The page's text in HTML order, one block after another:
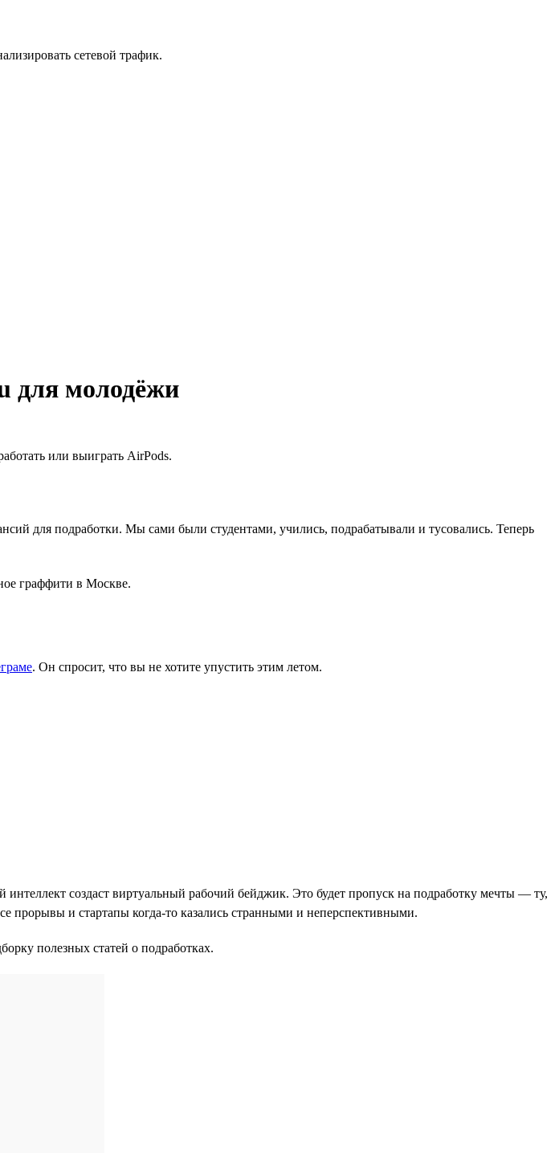
сетевой трафик.
для молодёжи
или выиграть AirPods.
для подработки. Мы сами были студентами, учились, подрабатывали и тусовались. Теперь
граффити в Москве.
. Он спросит, что вы не хотите упустить этим летом.
создаст виртуальный рабочий бейджик. Это будет пропуск на подработку мечты — ту,
прорывы и стартапы когда-то казались странными и неперспективными.
полезных статей о подработках.